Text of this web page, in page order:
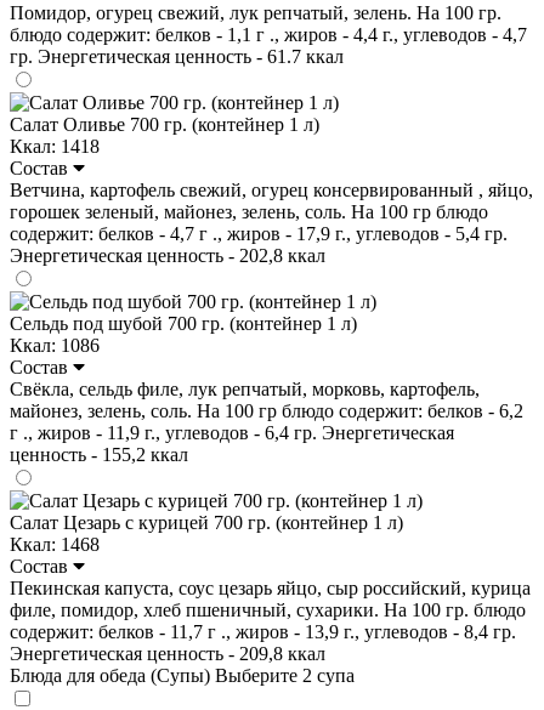
Помидор, огурец свежий, лук репчатый, зелень. На 100 гр.
блюдо содержит: белков - 1,1 г ., жиров - 4,4 г., углеводов - 4,7
гр. Энергетическая ценность - 61.7 ккал
Салат Оливье 700 гр. (контейнер 1 л)
Ккал: 1418
Состав
Ветчина, картофель свежий, огурец консервированный , яйцо,
горошек зеленый, майонез, зелень, соль. На 100 гр блюдо
содержит: белков - 4,7 г ., жиров - 17,9 г., углеводов - 5,4 гр.
Энергетическая ценность - 202,8 ккал
Сельдь под шубой 700 гр. (контейнер 1 л)
Ккал: 1086
Состав
Свёкла, сельдь филе, лук репчатый, морковь, картофель,
майонез, зелень, соль. На 100 гр блюдо содержит: белков - 6,2
г ., жиров - 11,9 г., углеводов - 6,4 гр. Энергетическая
ценность - 155,2 ккал
Салат Цезарь с курицей 700 гр. (контейнер 1 л)
Ккал: 1468
Состав
Пекинская капуста, соус цезарь яйцо, сыр российский, курица
филе, помидор, хлеб пшеничный, сухарики. На 100 гр. блюдо
содержит: белков - 11,7 г ., жиров - 13,9 г., углеводов - 8,4 гр.
Энергетическая ценность - 209,8 ккал
Блюда для обеда (Супы) Выберите 2 супа